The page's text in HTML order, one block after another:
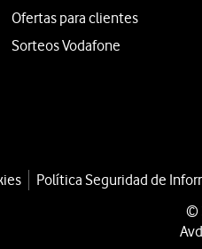
Ofertas para clientes
Sorteos Vodafone
Política Seguridad de
©